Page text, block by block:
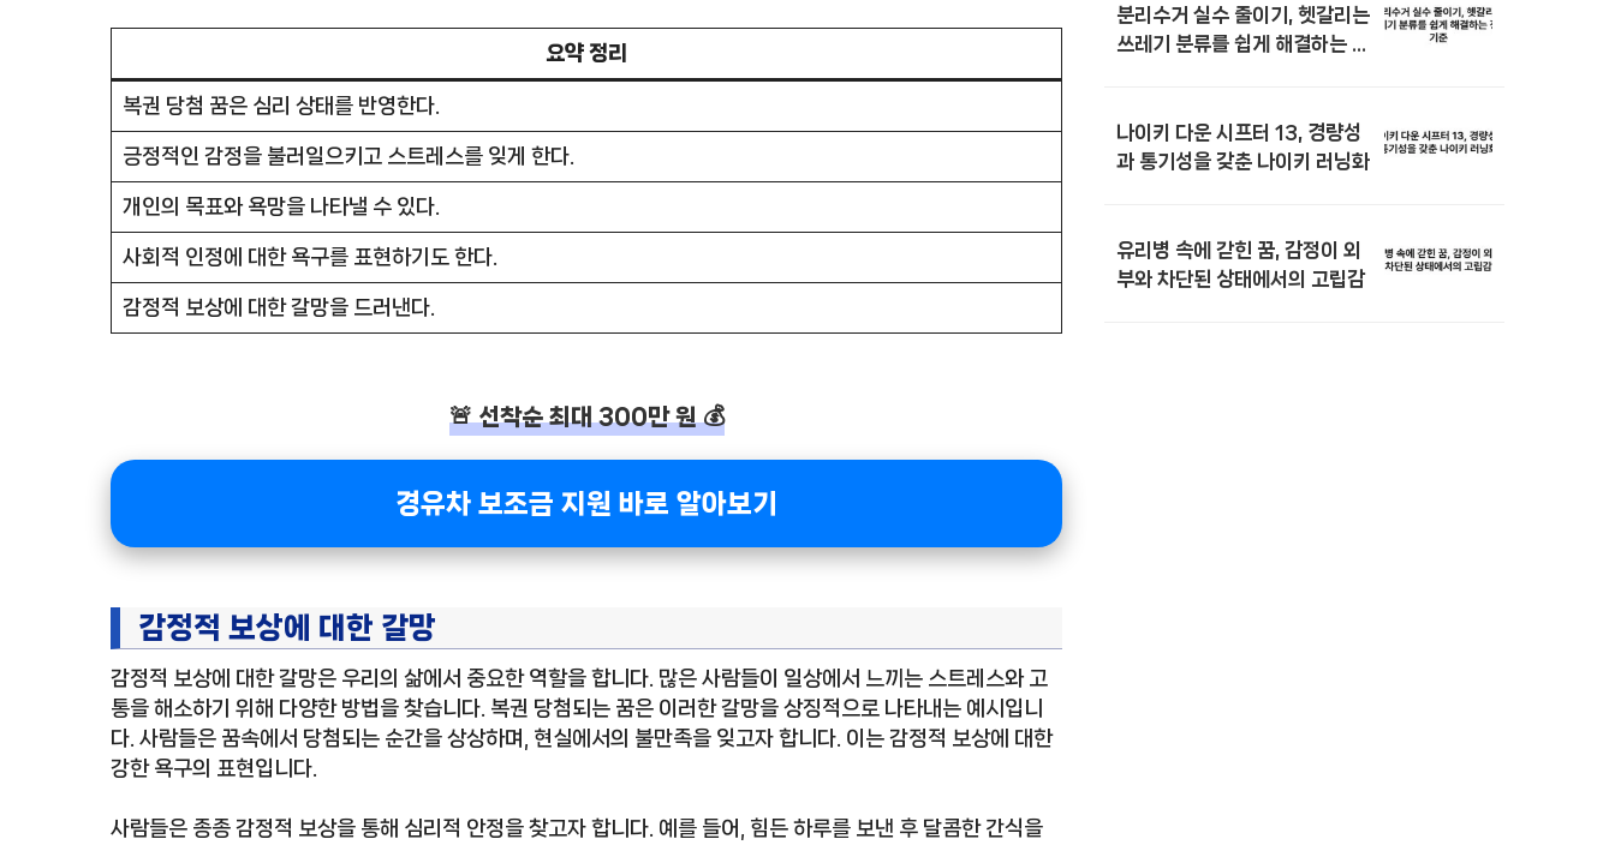
요약 정리
복권 당첨 꿈은 심리 상태를 반영한다.
긍정적인 감정을 불러일으키고 스트레스를 잊게 한다.
개인의 목표와 욕망을 나타낼 수 있다.
사회적 인정에 대한 욕구를 표현하기도 한다.
감정적 보상에 대한 갈망을 드러낸다.
🚨 선착순 최대 300만 원 💰
경유차 보조금 지원 바로 알아보기
감정적 보상에 대한 갈망
감정적 보상에 대한 갈망은 우리의 삶에서 중요한 역할을 합니다. 많은 사람들이 일상에서 느끼는 스트레스와 고
통을 해소하기 위해 다양한 방법을 찾습니다. 복권 당첨되는 꿈은 이러한 갈망을 상징적으로 나타내는 예시입니
다. 사람들은 꿈속에서 당첨되는 순간을 상상하며, 현실에서의 불만족을 잊고자 합니다. 이는 감정적 보상에 대한
강한 욕구의 표현입니다.
사람들은 종종 감정적 보상을 통해 심리적 안정을 찾고자 합니다. 예를 들어, 힘든 하루를 보낸 후 달콤한 간식을
분리수거 실수 줄이기, 헷갈리는
쓰레기 분류를 쉽게 해결하는 정
나이키 다운 시프터 13, 경량성
과 통기성을 갖춘 나이키 러닝화
유리병 속에 갇힌 꿈, 감정이 외
부와 차단된 상태에서의 고립감